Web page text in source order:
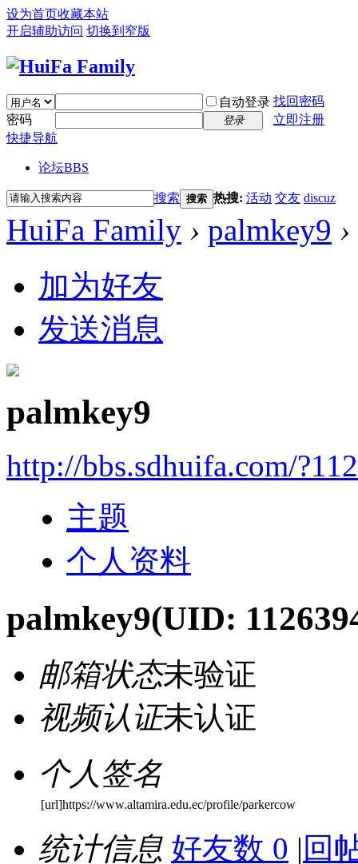
设为首页收藏本站
开启辅助访问 切换到窄版
自动登录 找回密码
密码
登录
立即注册
快捷导航
论坛BBS
搜索 搜索 热搜: 活动 交友 discuz
HuiFa Family › palmkey9 ›
加为好友
发送消息
palmkey9
http://bbs.sdhuifa.com/
主题
个人资料
palmkey9(UID:
邮箱状态未验证
视频认证未认证
个人签名
[url]https://www.altamira.edu.ec/profile/parkercow
统计信息 好友数 0 | 回